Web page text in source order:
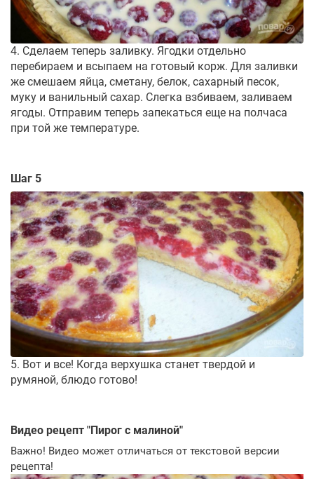
4. Сделаем теперь заливку. Ягодки отдельно
перебираем и всыпаем на готовый корж. Для заливки
же смешаем яйца, сметану, белок, сахарный песок,
муку и ванильный сахар. Слегка взбиваем, заливаем
ягоды. Отправим теперь запекаться еще на полчаса
при той же температуре.
Шаг 5
5. Вот и все! Когда верхушка станет твердой и
румяной, блюдо готово!
Видео рецепт "Пирог с малиной"
Важно! Видео может отличаться от текстовой версии
рецепта!